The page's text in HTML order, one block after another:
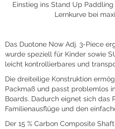
Einstieg ins Stand Up
Lernkurve bei
Das Duotone Now Adj. 3-Piece
wurde speziell für Kinder sowie
leicht kontrollierbares und
Die dreiteilige Konstruktion
Packmaß und passt problemlos
Boards. Dadurch eignet sich das
Familienausflüge und den
Der 15 % Carbon Composite